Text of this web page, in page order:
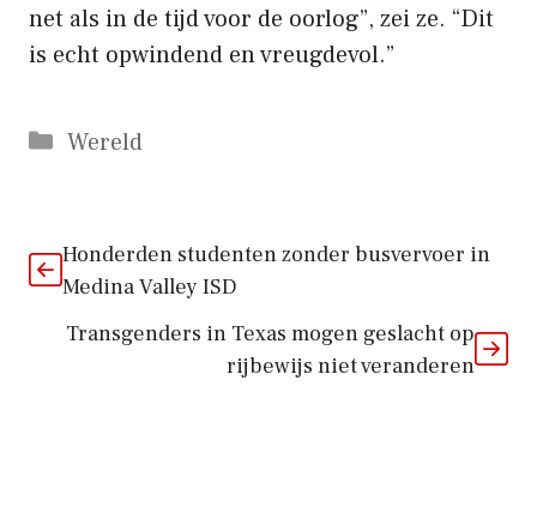
net als in de tijd voor de oorlog”, zei ze. “Dit
is echt opwindend en vreugdevol.”
Categorieën
Wereld
Honderden studenten zonder busvervoer in
Medina Valley ISD
Transgenders in Texas mogen geslacht op
rijbewijs niet veranderen